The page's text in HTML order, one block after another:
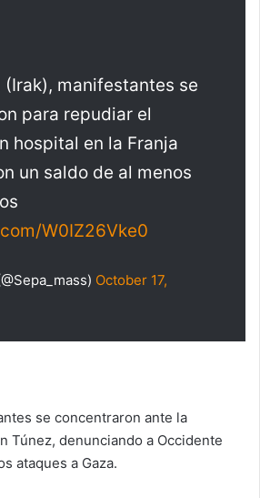
(Irak), manifestantes se
para repudiar el
hospital en la Franja
un saldo de al menos
W0IZ26Vke0
October 17,
se concentraron ante la
Túnez, denunciando a Occidente
ataques a Gaza.